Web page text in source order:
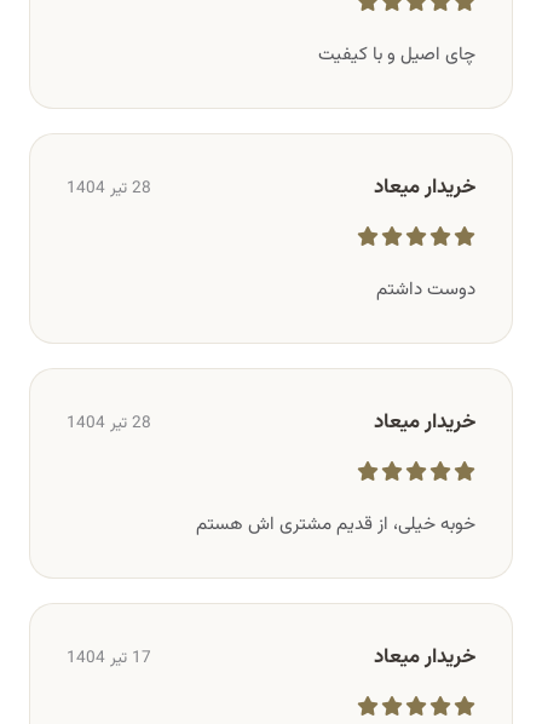
چای اصیل و با کیفیت
خریدار میعاد 28 تیر 1404
دوست داشتم
خریدار میعاد 28 تیر 1404
خوبه خیلی، از قدیم مشتری اش هستم
خریدار میعاد 17 تیر 1404